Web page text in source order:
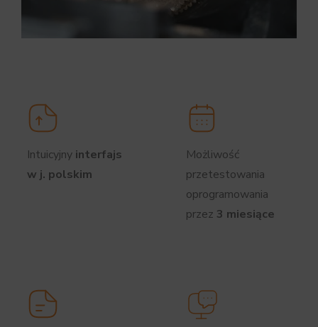
Intuicyjny interfajs
w j. polskim
Możliwość
przetestowania
oprogramowania
przez 3 miesiące